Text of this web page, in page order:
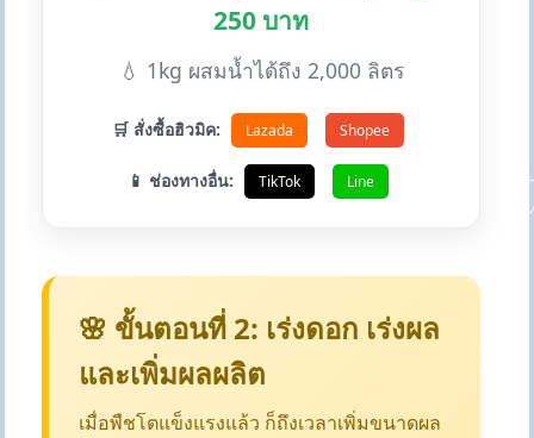
250 บาท
💧 1kg ผสมน้ำได้ถึง 2,000 ลิตร
🛒 สั่งซื้อฮิวมิค: Lazada Shopee
📱 ช่องทางอื่น: TikTok Line
🌸 ขั้นตอนที่ 2: เร่งดอก เร่งผล
และเพิ่มผลผลิต
เมื่อพืชโตแข็งแรงแล้ว ก็ถึงเวลาเพิ่มขนาดผล